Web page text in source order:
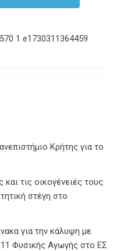
Κρήτης για το
τις οικογένειές τους:
στέγη στο
για την κάλυψη με
Φυσικής Αγωγής στο ΕΣ